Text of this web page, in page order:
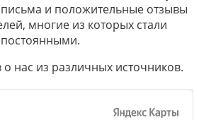
и положительные отзывы
многие из которых стали
постоянными.
нас из различных источников.